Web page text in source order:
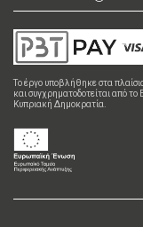
Το έργο υποβλήθηκε στα
και συγχρηματοδοτείται από
Κυπριακή Δημοκρατία.